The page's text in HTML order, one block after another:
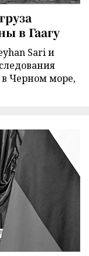
в Гаагу
Sari и
в Черном море,